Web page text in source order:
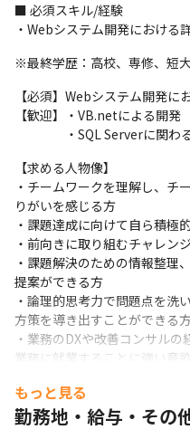
■ 必須スキル/経験
・Webシステム開発における
※最終学歴：高校、専修、短
【必須】Webシステム開発
【歓迎】・VB.netによる開発
・SQL Serverに関わ
【求める人物像】
・チームワークを理解し、チ
りがいを感じる方
・課題達成に向けて自ら積極
・前向きに取り組むチャレン
・課題解決のための情報整理
提案ができる方
・論理的思考力で問題点を洗
方策を導き出すことができる
・業務のDXや改善コンサル
業務に就業することに強い意
もっと見る
勤務地・給与・その